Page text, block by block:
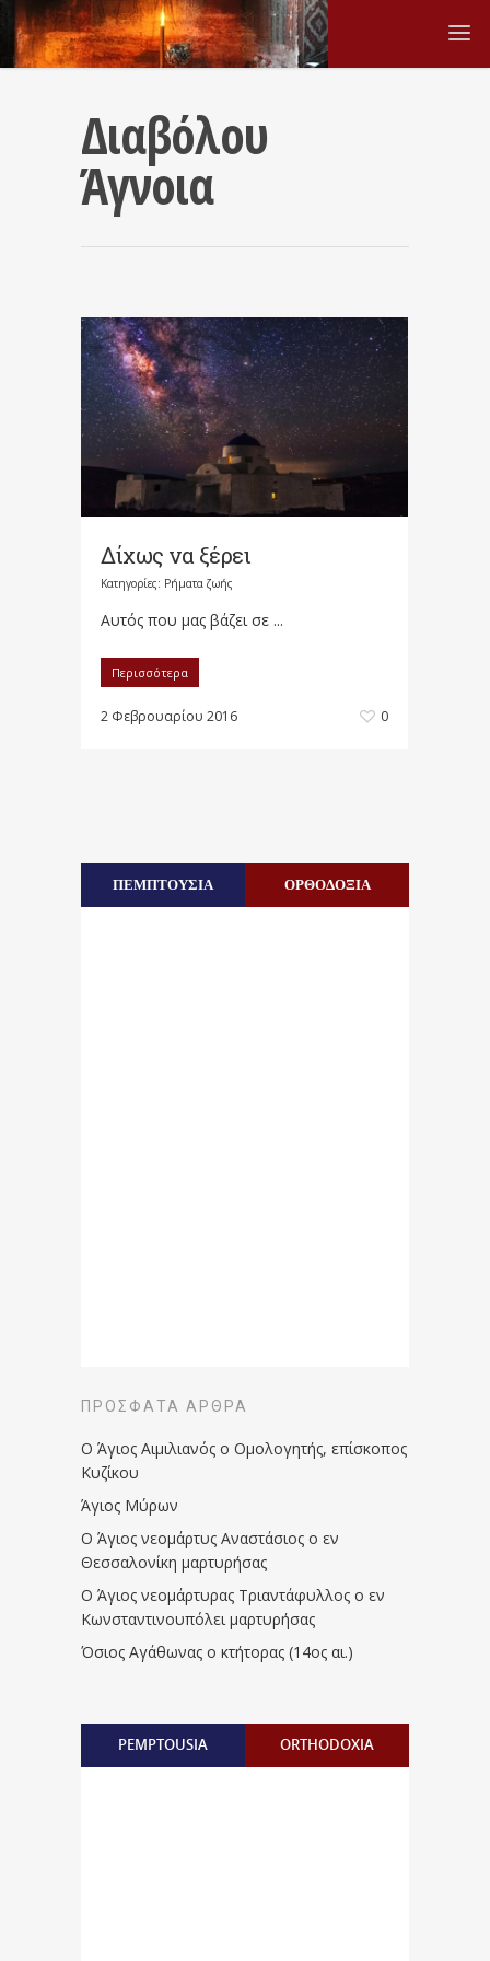
Διαβόλου
Άγνοια
Δίχως να ξέρει
Κατηγορίες: Ρήματα ζωής
Αυτός που μας βάζει σε ...
Περισσότερα
2 Φεβρουαρίου 2016 0
ΠΕΜΠΤΟΥΣΙΑ ΟΡΘΟΔΟΞΙΑ
ΠΡΌΣΦΑΤΑ ΆΡΘΡΑ
Ο Άγιος Αιμιλιανός ο Ομολογητής, επίσκοπος
Κυζίκου
Άγιος Μύρων
Ο Άγιος νεομάρτυς Αναστάσιος ο εν
Θεσσαλονίκη μαρτυρήσας
Ο Άγιος νεομάρτυρας Τριαντάφυλλος ο εν
Κωνσταντινουπόλει μαρτυρήσας
Όσιος Αγάθωνας ο κτήτορας (14ος αι.)
PEMPTOUSIA ORTHODOXIA